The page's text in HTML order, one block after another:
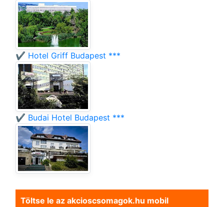
✔️ Hotel Griff Budapest ***
✔️ Budai Hotel Budapest ***
Töltse le az akcioscsomagok.hu mobil